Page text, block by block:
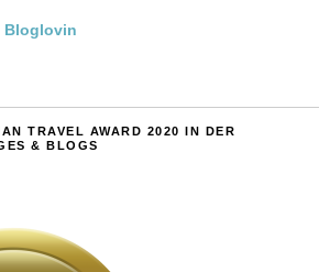
Bloglovin
TRAVEL AWARD 2020 IN DER
& BLOGS